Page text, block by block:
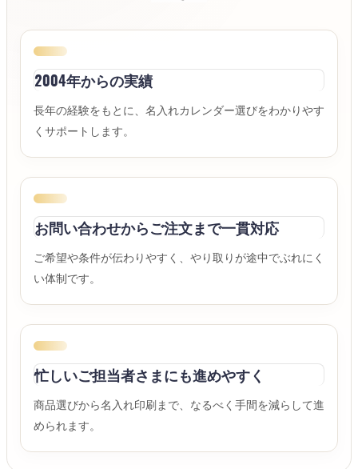
2004年からの実績
長年の経験をもとに、名入れカレンダー選びをわかりやす
くサポートします。
お問い合わせからご注文まで一貫対応
ご希望や条件が伝わりやすく、やり取りが途中でぶれにく
い体制です。
忙しいご担当者さまにも進めやすく
商品選びから名入れ印刷まで、なるべく手間を減らして進
められます。